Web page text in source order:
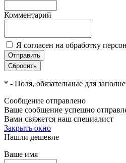
Комментарий
Я согласен на обработку
* - Поля, обязательные для
Сообщение отправлено
Ваше сообщение успешно
Вами свяжется наш специалист
Закрыть окно
Нашли дешевле
Ваше имя